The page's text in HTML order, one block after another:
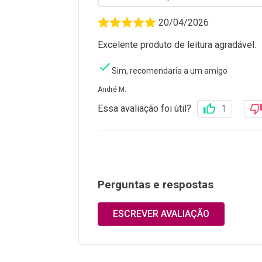
20/04/2026
Excelente produto de leitura agradável.
Sim, recomendaria a um amigo
André M.
Essa avaliação foi útil? 1
Perguntas e respostas
ESCREVER AVALIAÇÃO